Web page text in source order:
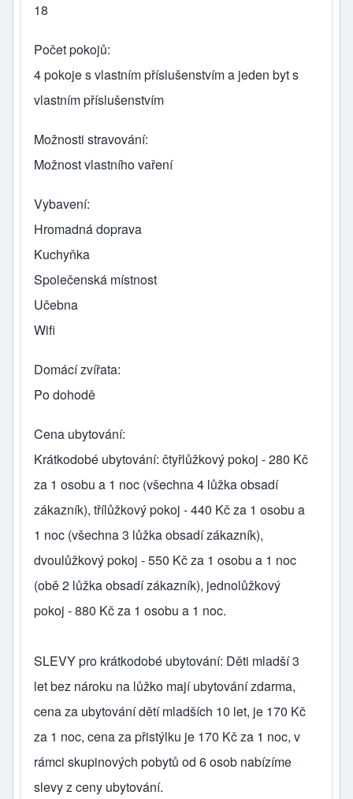
18
Počet pokojů
4 pokoje s vlastním příslušenstvím a jeden byt s
vlastním příslušenstvím
Možnosti stravování
Možnost vlastního vaření
Vybavení
Hromadná doprava
Kuchyňka
Společenská místnost
Učebna
Wifi
Domácí zvířata
Po dohodě
Cena ubytování
Krátkodobé ubytování: čtyřlůžkový pokoj - 280 Kč
za 1 osobu a 1 noc (všechna 4 lůžka obsadí
zákazník), třílůžkový pokoj - 440 Kč za 1 osobu a
1 noc (všechna 3 lůžka obsadí zákazník),
dvoulůžkový pokoj - 550 Kč za 1 osobu a 1 noc
(obě 2 lůžka obsadí zákazník), jednolůžkový
pokoj - 880 Kč za 1 osobu a 1 noc.
SLEVY pro krátkodobé ubytování: Děti mladší 3
let bez nároku na lůžko mají ubytování zdarma,
cena za ubytování dětí mladších 10 let, je 170 Kč
za 1 noc, cena za přistýlku je 170 Kč za 1 noc, v
rámci skupinových pobytů od 6 osob nabízíme
slevy z ceny ubytování.